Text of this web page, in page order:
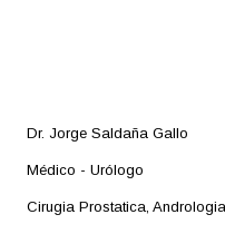
Dr. Jorge Saldaña Gallo
Médico - Urólogo
Cirugia Prostatica,